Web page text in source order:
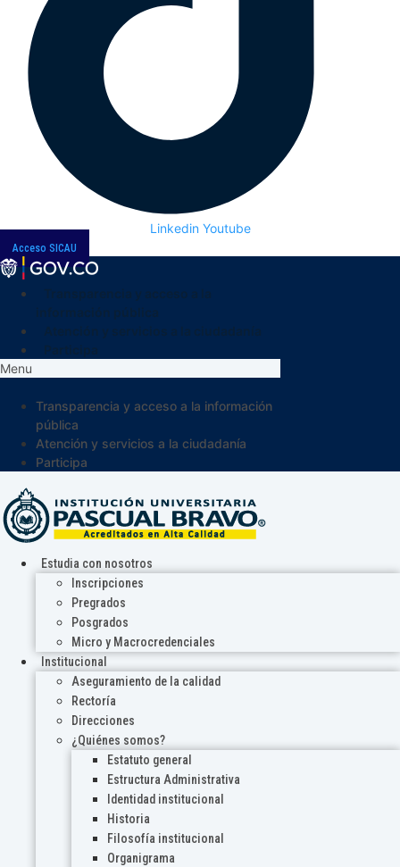
Linkedin Youtube
Acceso SICAU
Menu
Transparencia y acceso a la información
pública
Atención y servicios a la ciudadanía
Participa
Estudia con nosotros
Inscripciones
Pregrados
Posgrados
Micro y Macrocredenciales
Institucional
Aseguramiento de la calidad
Rectoría
Direcciones
¿Quiénes somos?
Estatuto general
Estructura Administrativa
Identidad institucional
Historia
Filosofía institucional
Organigrama